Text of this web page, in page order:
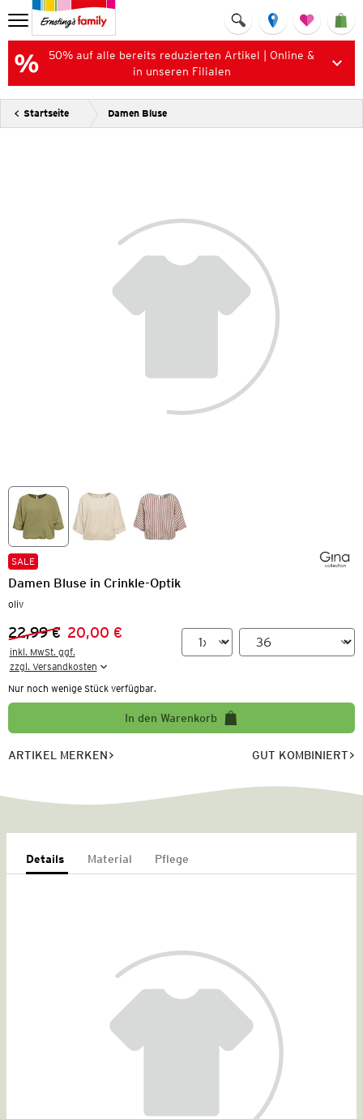
50% auf alle bereits reduzierten Artikel | Online &
in unseren Filialen
Startseite Damen Bluse
SALE
Damen Bluse in Crinkle-Optik
oliv
Vorheriger Preis:
22,99 €
Neuer Preis:20,00 €
inkl. MwSt. ggf.
zzgl. Versandkosten
Nur noch wenige Stück verfügbar.
In den Warenkorb
ARTIKEL MERKEN GUT KOMBINIERT
Details Material Pflege